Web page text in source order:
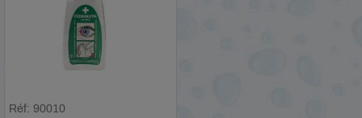
Réf: 90010